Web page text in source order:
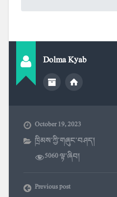
Dolma Kyab
October 19, 2023
ཁྲིམས་ཀྱི་གཞུང་བཤད།
5060 ལྟ་ཞིབ།
Previous post